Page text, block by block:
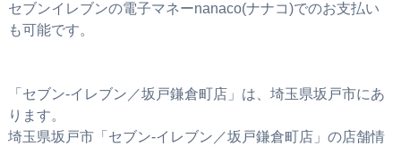
セブンイレブンの電子マネーnanaco(ナナコ)でのお支払い
も可能です。
「セブン‐イレブン／坂戸鎌倉町店」は、埼玉県坂戸市にあ
ります。
埼玉県坂戸市「セブン‐イレブン／坂戸鎌倉町店」の店舗情